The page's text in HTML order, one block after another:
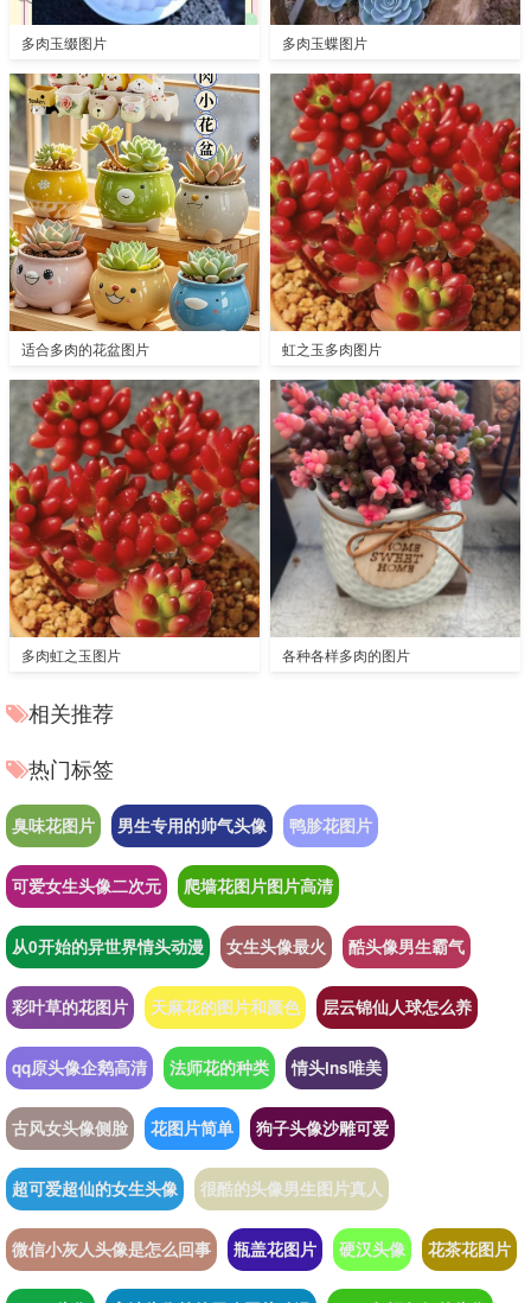
多肉玉缀图片 多肉玉蝶图片
适合多肉的花盆图片 虹之玉多肉图片
多肉虹之玉图片 各种各样多肉的图片
相关推荐
热门标签
臭味花图片 男生专用的帅气头像 鸭胗花图片
可爱女生头像二次元 爬墙花图片图片高清
从0开始的异世界情头动漫 女生头像最火 酷头像男生霸气
彩叶草的花图片 天麻花的图片和颜色 层云锦仙人球怎么养
qq原头像企鹅高清 法师花的种类 情头ins唯美
古风女头像侧脸 花图片简单 狗子头像沙雕可爱
超可爱超仙的女生头像 很酷的头像男生图片真人
微信小灰人头像是怎么回事 瓶盖花图片 硬汉头像 花茶花图片